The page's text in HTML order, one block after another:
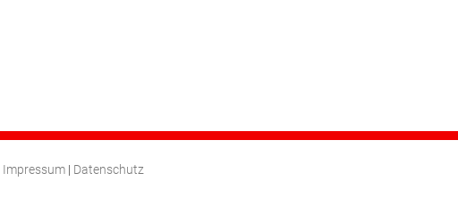
Impressum | Datenschutz